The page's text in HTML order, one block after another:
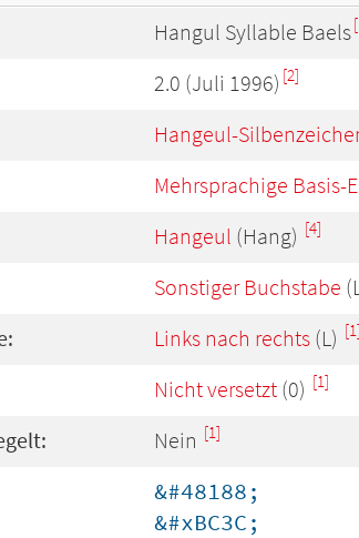
Hangul Syllable Baels
2.0 (Juli 1996) [2]
Hangeul-
Mehrsprachige Basis-
Hangeul (Hang) [4]
Sonstiger Buchstabe
Links nach rechts (L) [1]
Nicht versetzt (0) [1]
Nein [1]
&#48188;
&#xBC3C;